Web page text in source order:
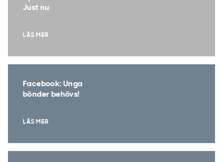
Just nu
LÄS MER
Facebook: Unga
bönder behövs!
LÄS MER